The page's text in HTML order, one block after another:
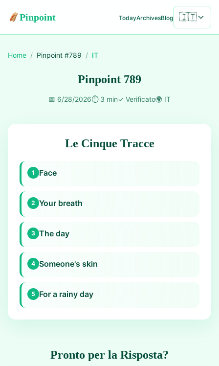
Pinpoint TodayArchivesBlog 🇮🇹
Home / Pinpoint #789 / IT
Pinpoint 789
📅 6/28/2026⏱️ 3 min✓ Verificato🌍 IT
Le Cinque Tracce
1 Face
2 Your breath
3 The day
4 Someone's skin
5 For a rainy day
Pronto per la Risposta?